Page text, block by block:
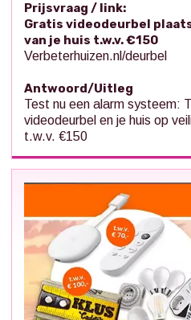
Prijsvraag / link:
Gratis videodeurbel
van je huis t.w.v. €150
Verbeterhuizen.nl/deurbel
Antwoord/Uitleg
Test nu een alarm systeem:
videodeurbel en je huis op
t.w.v. €150